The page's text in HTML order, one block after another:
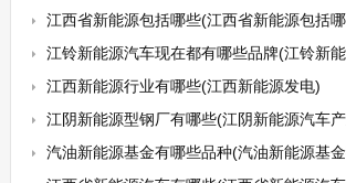
江西省新能源包括哪些(江西省新能源包括
江铃新能源汽车现在都有哪些品牌(江铃新
江西新能源行业有哪些(江西新能源发电)
江阴新能源型钢厂有哪些(江阴新能源汽车
汽油新能源基金有哪些品种(汽油新能源基